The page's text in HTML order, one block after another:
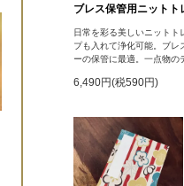
ブレス保管用ニットト
日常を彩る美しいニットト
プも入れて浄化可能。ブレ
ーの保管に最適。一点物の
6,490円(税590円)